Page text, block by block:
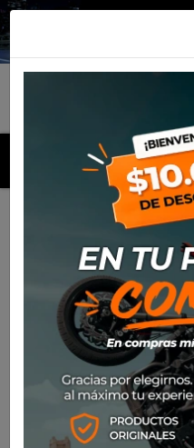
MENU
Productos
Aceite
20W50 Multi (1lt)